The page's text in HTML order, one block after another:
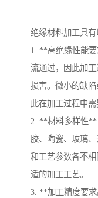
绝缘材料加工具有
1. **高绝缘性能
流通过，因此加
损害。微小的缺
此在加工过程中需
2. **材料多样性**
胶、陶瓷、玻璃
和工艺参数各不
适的加工工艺。
3. **加工精度要